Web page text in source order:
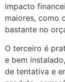
impacto
maiores, como
bastante no
O terceiro é
e bem
de tentativa e